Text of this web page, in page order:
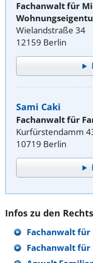
Fachanwalt für
Wielandstraße 34
12159 Berlin
Sami Caki
Fachanwalt für
Kurfürstendamm
10719 Berlin
Infos zu den
Fachanwalt
Fachanwalt für